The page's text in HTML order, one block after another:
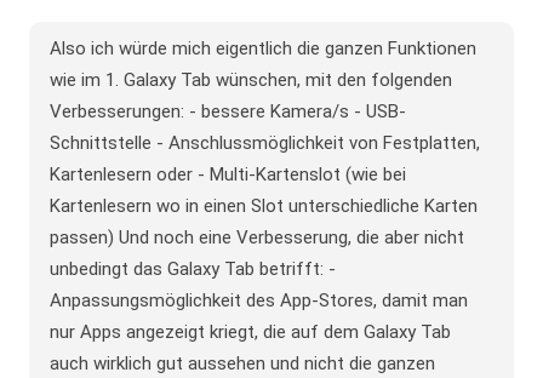
Also ich würde mich eigentlich die ganzen Funktionen
wie im 1. Galaxy Tab wünschen, mit den folgenden
Verbesserungen: - bessere Kamera/s - USB-
Schnittstelle - Anschlussmöglichkeit von Festplatten,
Kartenlesern oder - Multi-Kartenslot (wie bei
Kartenlesern wo in einen Slot unterschiedliche Karten
passen) Und noch eine Verbesserung, die aber nicht
unbedingt das Galaxy Tab betrifft: -
Anpassungsmöglichkeit des App-Stores, damit man
nur Apps angezeigt kriegt, die auf dem Galaxy Tab
auch wirklich gut aussehen und nicht die ganzen